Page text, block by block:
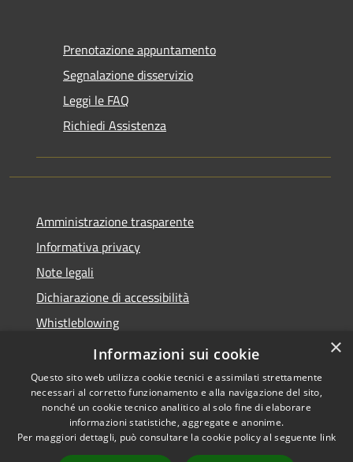
Prenotazione appuntamento
Segnalazione disservizio
Leggi le FAQ
Richiedi Assistenza
Amministrazione trasparente
Informativa privacy
Note legali
Dichiarazione di accessibilità
Whistleblowing
Piano di miglioramento dei servizi
Accessibilità
Copyright © 2026 • Comune di
Zoagli • Powered by
×
Informazioni sui cookie
Questo sito web utilizza cookie tecnici e assimilati strettamente
necessari al corretto funzionamento e alla navigazione del sito,
nonché un cookie tecnico analitico al solo fine di elaborare
informazioni statistiche, aggregate e anonime.
Per maggiori dettagli, può consultare la cookie policy al seguente link